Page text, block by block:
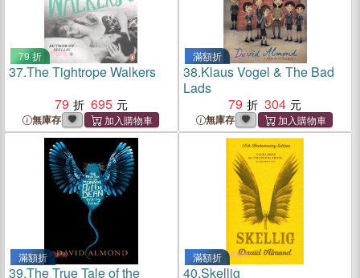
79 折
37.The Tightrope Walkers
79
695
無庫存
滿額折
38.Klaus Vogel & The Bad
Lads
79
304
無庫存
滿額折
39.The True Tale of the
滿額折
40.Skellig